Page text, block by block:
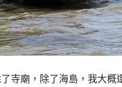
寺廟，除了海島，我大